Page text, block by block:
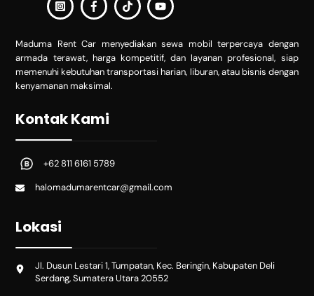
Maduma Rent Car menyediakan sewa mobil terpercaya dengan
armada terawat, harga kompetitif, dan layanan profesional, siap
memenuhi kebutuhan transportasi harian, liburan, atau bisnis dengan
kenyamanan maksimal.
Kontak Kami
+62 811 6161 5789
halomadumarentcar@gmail.com
Lokasi
Jl. Dusun Lestari 1, Tumpatan, Kec. Beringin, Kabupaten Deli
Serdang, Sumatera Utara 20552